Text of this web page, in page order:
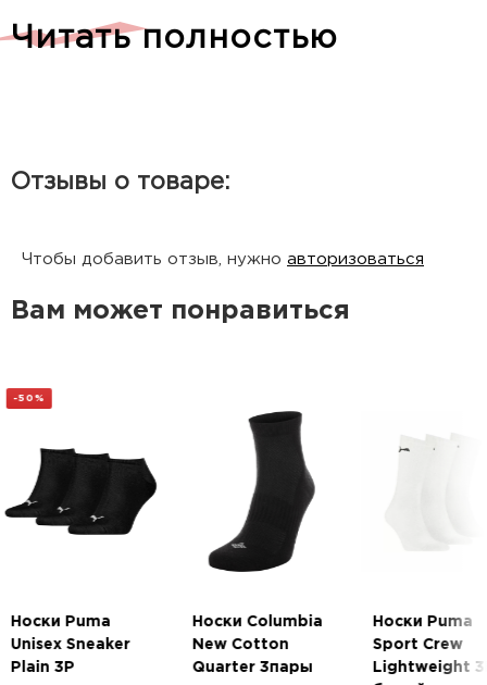
Модель унисекс
В комплекте 3 пары
Состав: Хлопок - 72%, Полиэстер - 24%,
Назначение: Спорт/город
Читать полностью
Отзывы о товаре:
Чтобы добавить отзыв, нужно авторизоваться
Вам может понравиться
-50%
Носки Puma
Unisex Sneaker
Plain 3P
Носки Columbia
New Cotton
Quarter 3пары
Носки Puma
Sport Crew
Lightweight